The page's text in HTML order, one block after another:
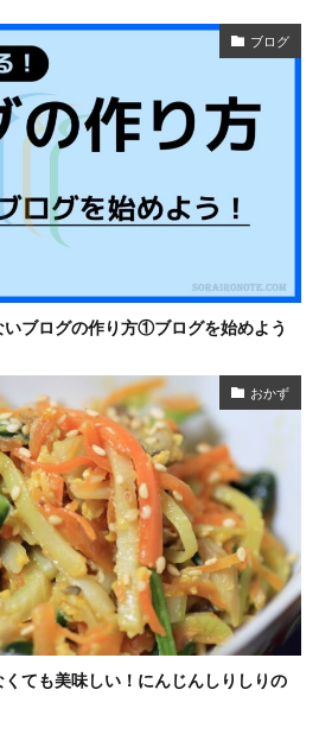
ブログ
ブログの作り方①ブログを始めよう
おかず
くても美味しい！にんじんしりしりの